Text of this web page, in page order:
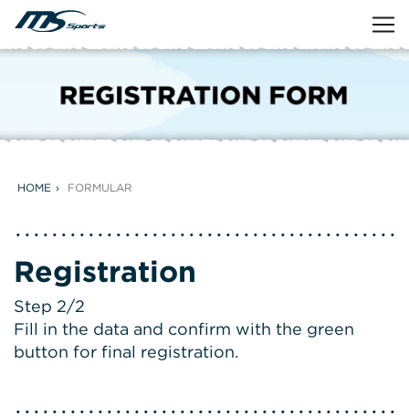
HOME FORMULAR
Registration
Step 2/2
Fill in the data and confirm with the green
button for final registration.